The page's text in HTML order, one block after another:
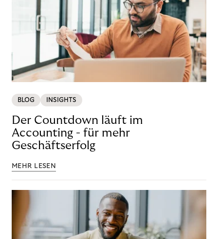
BLOG INSIGHTS
Der Countdown läuft im
Accounting - für mehr
Geschäftserfolg
MEHR LESEN